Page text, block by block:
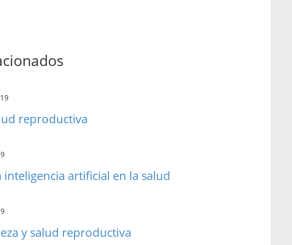
reproductiva
artificial en la salud
y salud reproductiva